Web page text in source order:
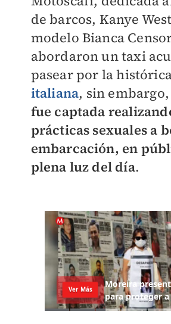
de barcos, Kanye
modelo Bianca
abordaron un taxi
pasear por la
italiana, sin
fue captada
prácticas sexuales a
embarcación, en
plena luz del día.